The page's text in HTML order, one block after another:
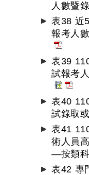
人數暨
表38 近
報考人
表39
試報考
表40
試錄取
表41
術人員
—按類
表42 專